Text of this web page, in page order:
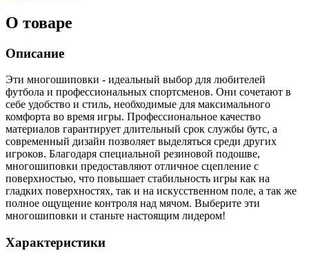
О товаре
Описание
Эти многошиповки - идеальный выбор для любителей
футбола и профессиональных спортсменов. Они сочетают в
себе удобство и стиль, необходимые для максимального
комфорта во время игры. Профессиональное качество
материалов гарантирует длительный срок службы бутс, а
современный дизайн позволяет выделяться среди других
игроков. Благодаря специальной резиновой подошве,
многошиповки предоставляют отличное сцепление с
поверхностью, что повышает стабильность игры как на
гладких поверхностях, так и на искусственном поле, а так же
полное ощущение контроля над мячом. Выберите эти
многошиповки и станьте настоящим лидером!
Характеристики